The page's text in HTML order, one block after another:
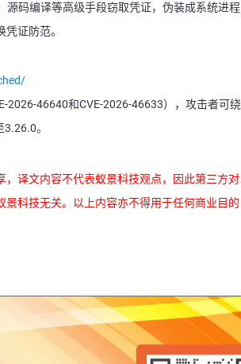
码编译等高级手段窃取凭证，伪装成系统进
证防范。
2026-46640和CVE-2026-46633），攻击者可
。
译文内容不代表蚁景科技观点，因此第三方
科技无关。以上内容亦不得用于任何商业目